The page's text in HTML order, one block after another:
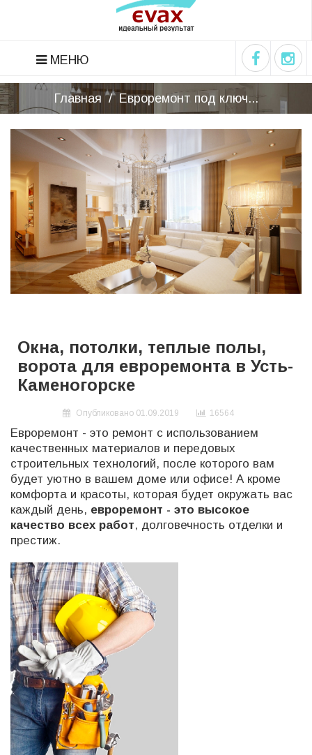
МЕНЮ
Главная / Евроремонт под ключ...
Окна, потолки, теплые полы,
ворота для евроремонта в Усть-
Каменогорске
Опубликовано 01.09.2019 16564
Евроремонт - это ремонт с использованием
качественных материалов и передовых
строительных технологий, после которого вам
будет уютно в вашем доме или офисе! А кроме
комфорта и красоты, которая будет окружать вас
каждый день, евроремонт - это высокое
качество всех работ, долговечность отделки и
престиж.